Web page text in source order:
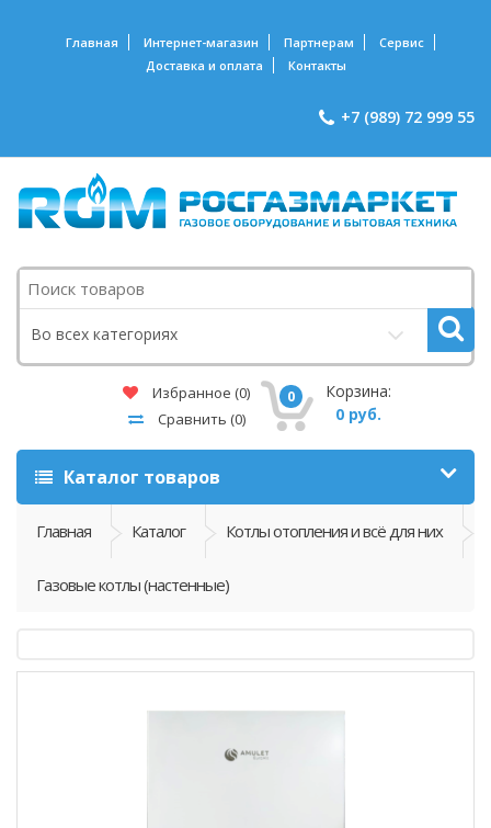
Главная Интернет-магазин Партнерам
Сервис
Доставка и оплата
Контакты
+7 (989) 72 999 55
Поиск
Во всех категориях
Избранное (0)
Сравнить (0)
0
Корзина:
0 руб.
Каталог товаров
Главная Каталог Котлы отопления и всё для них
Газовые котлы (настенные)